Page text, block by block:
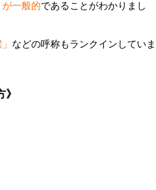
一般的であることがわかりまし
などの呼称もランクインしていま